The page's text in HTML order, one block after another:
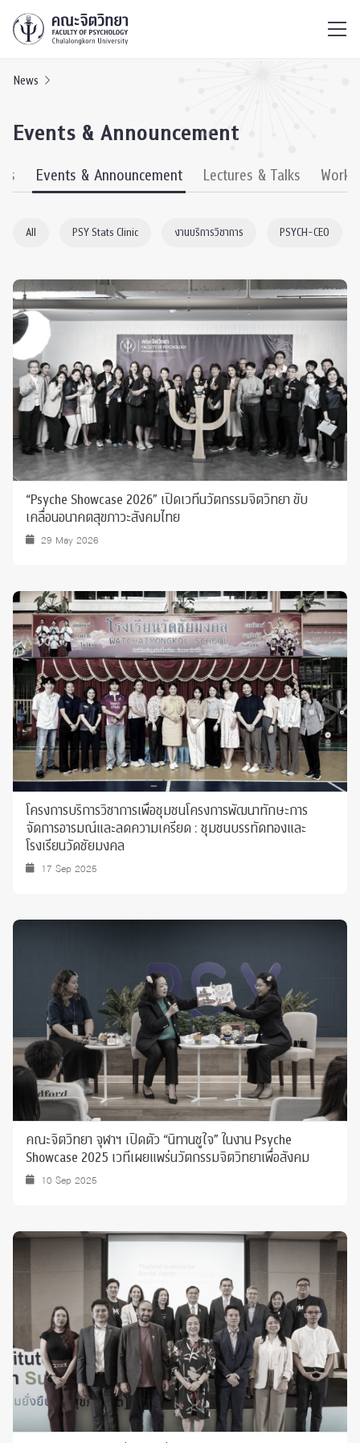
News
Events & Announcement
Events & Announcement Lectures & Talks
All PSY Stats Clinic งานบริการวิชาการ PSYCH-CEO
“Psyche Showcase 2026” เปิดเวทีนวัตกรรมจิตวิทยา ขับ
เคลื่อนอนาคตสุขภาวะสังคมไทย
29 May 2026
โครงการบริการวิชาการเพื่อชุมชนโครงการพัฒนาทักษะการ
จัดการอารมณ์และลดความเครียด : ชุมชนบรรทัดทองและ
โรงเรียนวัดชัยมงคล
17 Sep 2025
คณะจิตวิทยา จุฬาฯ เปิดตัว “นิทานชูใจ” ในงาน Psyche
Showcase 2025 เวทีเผยแพร่นวัตกรรมจิตวิทยาเพื่อสังคม
10 Sep 2025